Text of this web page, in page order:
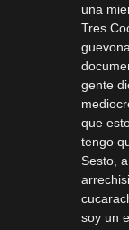
una
Tres
gente
que
tengo
Sesto,
soy un